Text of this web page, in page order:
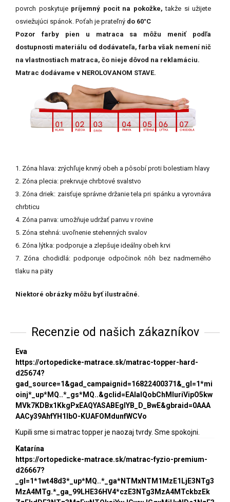
povrch poskytuje príjemný pocit na pokožke,takže si užijete
osviežujúci spánok. Poťah je prateľný do 60°C
Pozor farby pien u matraca sa môžu meniť podľa
dostupnosti materiálu od dodávateľa, farba však nemení nič
na vlastnostiach matraca, čo nieje dôvod na reklamáciu.
Matrac dodávame v NEROLOVANOM STAVE.
1. Zóna hlava: zrýchľuje krvný obeh a pôsobí proti bolestiam hlavy
2. Zóna plecia: prekrvuje chrbtové svalstvo
3. Zóna driek: zaisťuje správne držanie tela pri spánku a vyrovnáva
chrbticu
4. Zóna panva: umožňuje udržať panvu v rovine
5. Zóna stehná: uvoľnenie stehenných svalov
6. Zóna lýtka: podporuje a zlepšuje ideálny obeh krvi
7. Zóna chodidlá: podporuje odpočinok nôh bez nadmerného
tlaku na päty
Niektoré obrázky môžu byť ilustračné.
Recenzie od našich zákazníkov
Eva
https://ortopedicke-matrace.sk/matrac-topper-hard-
d25674?
gad_source=1&gad_campaignid=16822400371&_gl=1*mi
oinj*_up*MQ..*_gs*MQ..&gclid=EAIaIQobChMIuriVipO5kw
MVk7KDBx1KkgPxEAQYASABEgIYB_D_BwE&gbraid=0AAA
AACy39AhfYH1lbO-KUAFOMdunfWCVo
Kupili sme si matrac topper je naozaj tvrdy. Sme spokojni.
Katarína
https://ortopedicke-matrace.sk/matrac-fyzio-premium-
d26667?
_gl=1*1wt48d3*_up*MQ..*_ga*NTMxNTM1MzE1LjE3NTg3
MzA4MTg.*_ga_99LHE36HV4*czE3NTg3MzA4MTckbzEk